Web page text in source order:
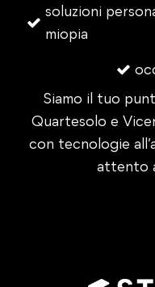
soluzioni
miopia
Siamo il tuo
Quartesolo e
con tecnologie
attento